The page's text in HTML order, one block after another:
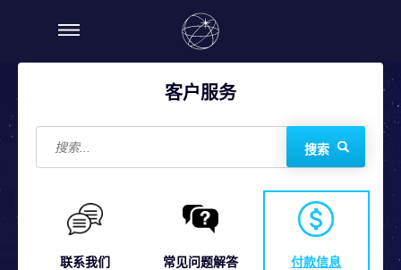
客户服务
搜索
联系我们 常见问题解答 付款信息